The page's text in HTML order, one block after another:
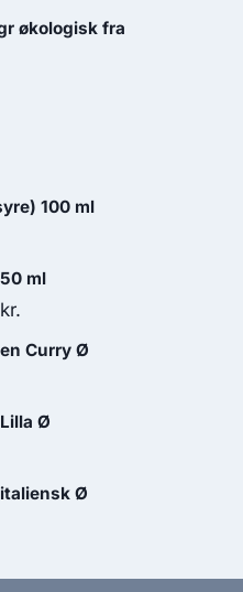
aktuelle
økologisk fra
100 ml
ml
kr.
aktuelle
Curry Ø
Ø
Ø